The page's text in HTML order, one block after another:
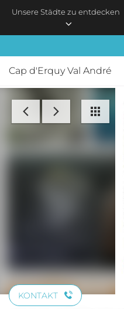
Unsere Städte zu entdecken
Cap d'Erquy Val André
KONTAKT